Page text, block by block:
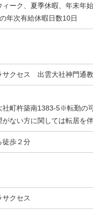
ィーク、夏季休暇、年末年
年次有給休暇日数10日
サクセス 出雲大社神門通
社町杵築南1383-5※転勤の
ない方に関しては転居を
徒歩２分
サクセス